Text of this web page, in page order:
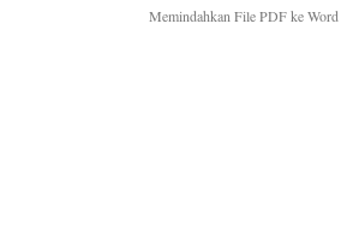
Memindahkan File PDF ke Word